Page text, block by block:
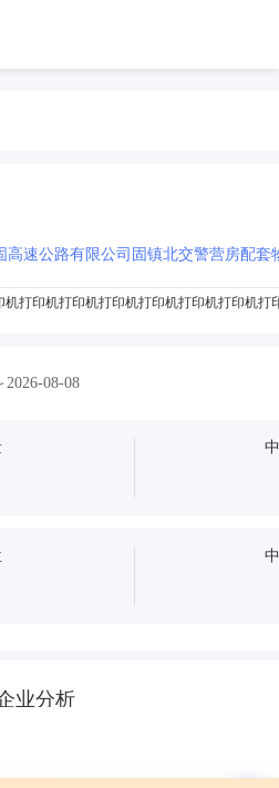
高速公路有限公司固镇北交警营房配套
机打印机打印机打印机打印机打印机打印机
机打印机打印机打印机打印机打印机打印机
机打印机打印机打印机打印机打印机打印机
机打印机打印机打印机打印机打印机打印机
2026-08-08
业分析